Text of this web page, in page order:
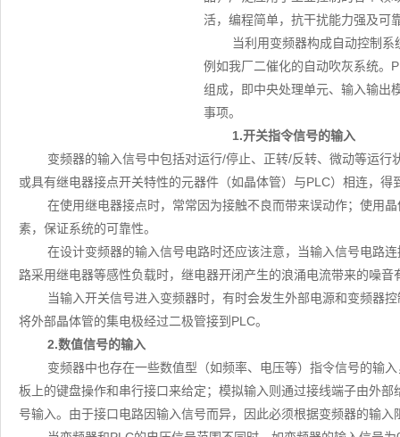
活，编程简单，抗干扰能力强及可
当利用变频器构成自动控制
例如我厂二催化的自动吹灰系统。
组成，即中央处理单元、输入输出
事项。
1.开关指令信号的输入
变频器的输入信号中包括对运行/停止、正转/反转、微动等运
或具有继电器接点开关特性的元器件（如晶体管）与PLC）相连，得
在使用继电器接点时，常常因为接触不良而带来误动作；使用
素，保证系统的可靠性。
在设计变频器的输入信号电路时还应该注意，当输入信号电路
路采用继电器等感性负载时，继电器开闭产生的浪涌电流带来的噪
当输入开关信号进入变频器时，有时会发生外部电源和变频器
将外部晶体管的集电极经过二极管接到PLC。
2.数值信号的输入
变频器中也存在一些数值型（如频率、电压等）指令信号的输
板上的键盘操作和串行接口来给定；模拟输入则通过接线端子由外
号输入。由于接口电路因输入信号而异，因此必须根据变频器的输入